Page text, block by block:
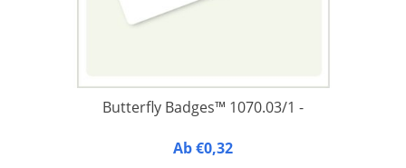
Butterfly Badges™ 1070.03/1 -
Butterfly Badges™ 1070.03/1 - Namensschilder aus
Ab €0,32